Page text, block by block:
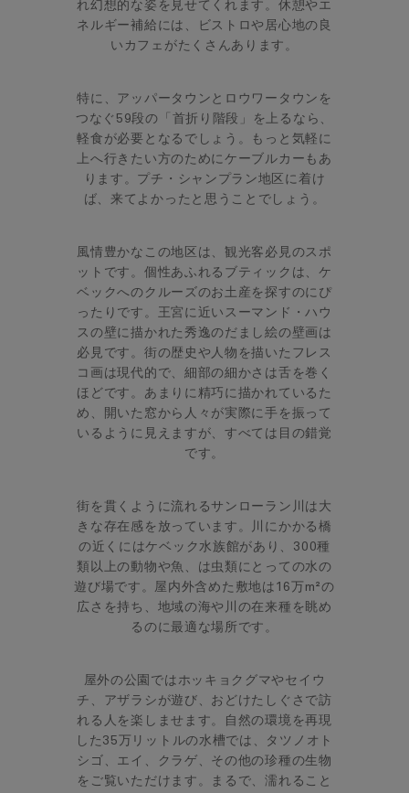
れ幻想的な姿を見せてくれます。休憩やエ
ネルギー補給には、ビストロや居心地の良
いカフェがたくさんあります。
特に、アッパータウンとロウワータウンを
つなぐ59段の「首折り階段」を上るなら、
軽食が必要となるでしょう。もっと気軽に
上へ行きたい方のためにケーブルカーもあ
ります。プチ・シャンプラン地区に着け
ば、来てよかったと思うことでしょう。
風情豊かなこの地区は、観光客必見のスポ
ットです。個性あふれるブティックは、ケ
ベックへのクルーズのお土産を探すのにぴ
ったりです。王宮に近いスーマンド・ハウ
スの壁に描かれた秀逸のだまし絵の壁画は
必見です。街の歴史や人物を描いたフレス
コ画は現代的で、細部の細かさは舌を巻く
ほどです。あまりに精巧に描かれているた
め、開いた窓から人々が実際に手を振って
いるように見えますが、すべては目の錯覚
です。
街を貫くように流れるサンローラン川は大
きな存在感を放っています。川にかかる橋
の近くにはケベック水族館があり、300種
類以上の動物や魚、は虫類にとっての水の
遊び場です。屋内外含めた敷地は16万m²の
広さを持ち、地域の海や川の在来種を眺め
るのに最適な場所です。
屋外の公園ではホッキョクグマやセイウ
チ、アザラシが遊び、おどけたしぐさで訪
れる人を楽しませます。自然の環境を再現
した35万リットルの水槽では、タツノオト
シゴ、エイ、クラゲ、その他の珍種の生物
をご覧いただけます。まるで、濡れること